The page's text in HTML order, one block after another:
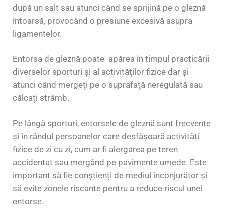
după un salt sau atunci când se sprijină pe o gleznă
întoarsă, provocând o presiune excesivă asupra
ligamentelor.
Entorsa de gleznă poate apărea în timpul practicării
diverselor sporturi şi al activităţilor fizice dar şi
atunci când mergeţi pe o suprafaţă neregulată sau
călcaţi strâmb.
Pe lângă sporturi, entorsele de gleznă sunt frecvente
și în rândul persoanelor care desfășoară activități
fizice de zi cu zi, cum ar fi alergarea pe teren
accidentat sau mergând pe pavimente umede. Este
important să fie conștienți de mediul înconjurător și
să evite zonele riscante pentru a reduce riscul unei
entorse.